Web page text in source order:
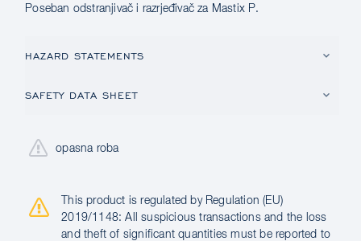
Poseban odstranjivač i razrjeđivač za Mastix P.
HAZARD STATEMENTS
SAFETY DATA SHEET
opasna roba
This product is regulated by Regulation (EU)
2019/1148: All suspicious transactions and the loss
and theft of significant quantities must be reported to